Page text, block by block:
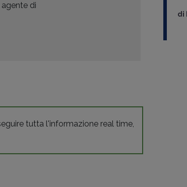
di
tutta l'informazione real time,
di